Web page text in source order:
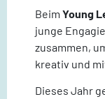
Beim Young
junge
zusammen,
kreativ und
Dieses Jahr